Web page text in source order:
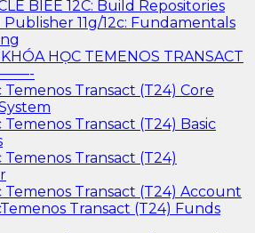
BIEE 12C: Build Repositories
11g/12c: Fundamentals
HỌC TEMENOS TRANSACT
Temenos Transact (T24) Core
Temenos Transact (T24) Basic
Temenos Transact (T24)
Temenos Transact (T24) Account
Transact (T24) Funds